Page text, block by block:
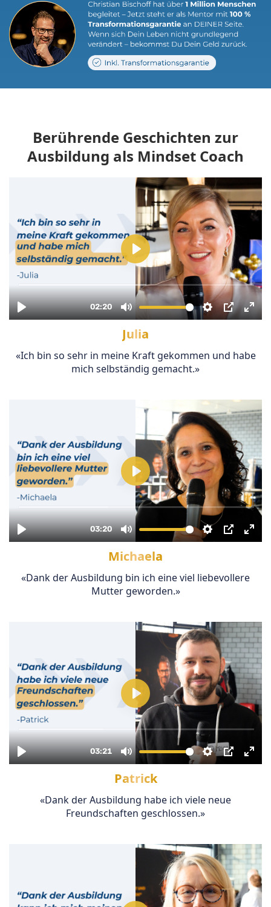
Berührende Geschichten zur
Ausbildung als Mindset Coach
Julia
«Ich bin so sehr in meine Kraft gekommen und habe
mich selbständig gemacht.»
Michaela
«Dank der Ausbildung bin ich eine viel liebevollere
Mutter geworden.»
Patrick
«Dank der Ausbildung habe ich viele neue
Freundschaften geschlossen.»